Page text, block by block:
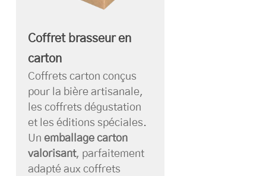
Coffret brasseur en
carton
Coffrets carton conçus
pour la bière artisanale,
les coffrets dégustation
et les éditions spéciales.
Un emballage carton
valorisant, parfaitement
adapté aux coffrets